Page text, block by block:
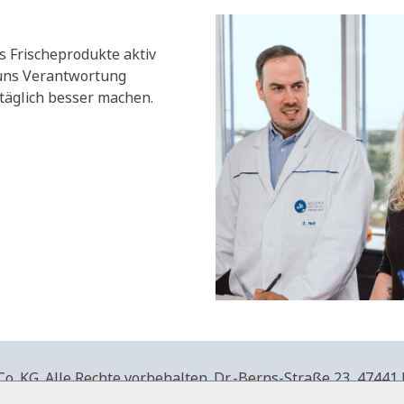
Frischeprodukte aktiv
Verantwortung
besser machen.
KG. Alle Rechte vorbehalten.Dr.-Berns-Straße 23,47441